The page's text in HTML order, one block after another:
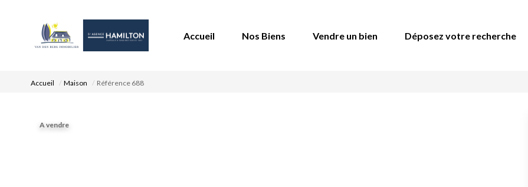
Accueil Nos Biens Vendre un bien Déposez votre recherche
Accueil Maison Référence 688
A vendre